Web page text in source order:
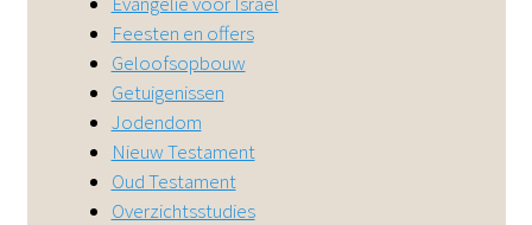
Feesten en offers
Geloofsopbouw
Getuigenissen
Jodendom
Nieuw Testament
Oud Testament
Overzichtsstudies
DE